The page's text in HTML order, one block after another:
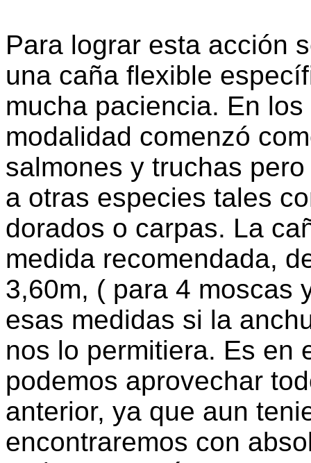
Para lograr esta acción
una caña flexible
mucha paciencia. En
modalidad comenzó
salmones y truchas
a otras especies tales
dorados o carpas. La
medida recomendada,
3,60m, ( para 4 moscas
esas medidas si la
nos lo permitiera. Es en
podemos aprovechar
anterior, ya que aun
encontraremos con